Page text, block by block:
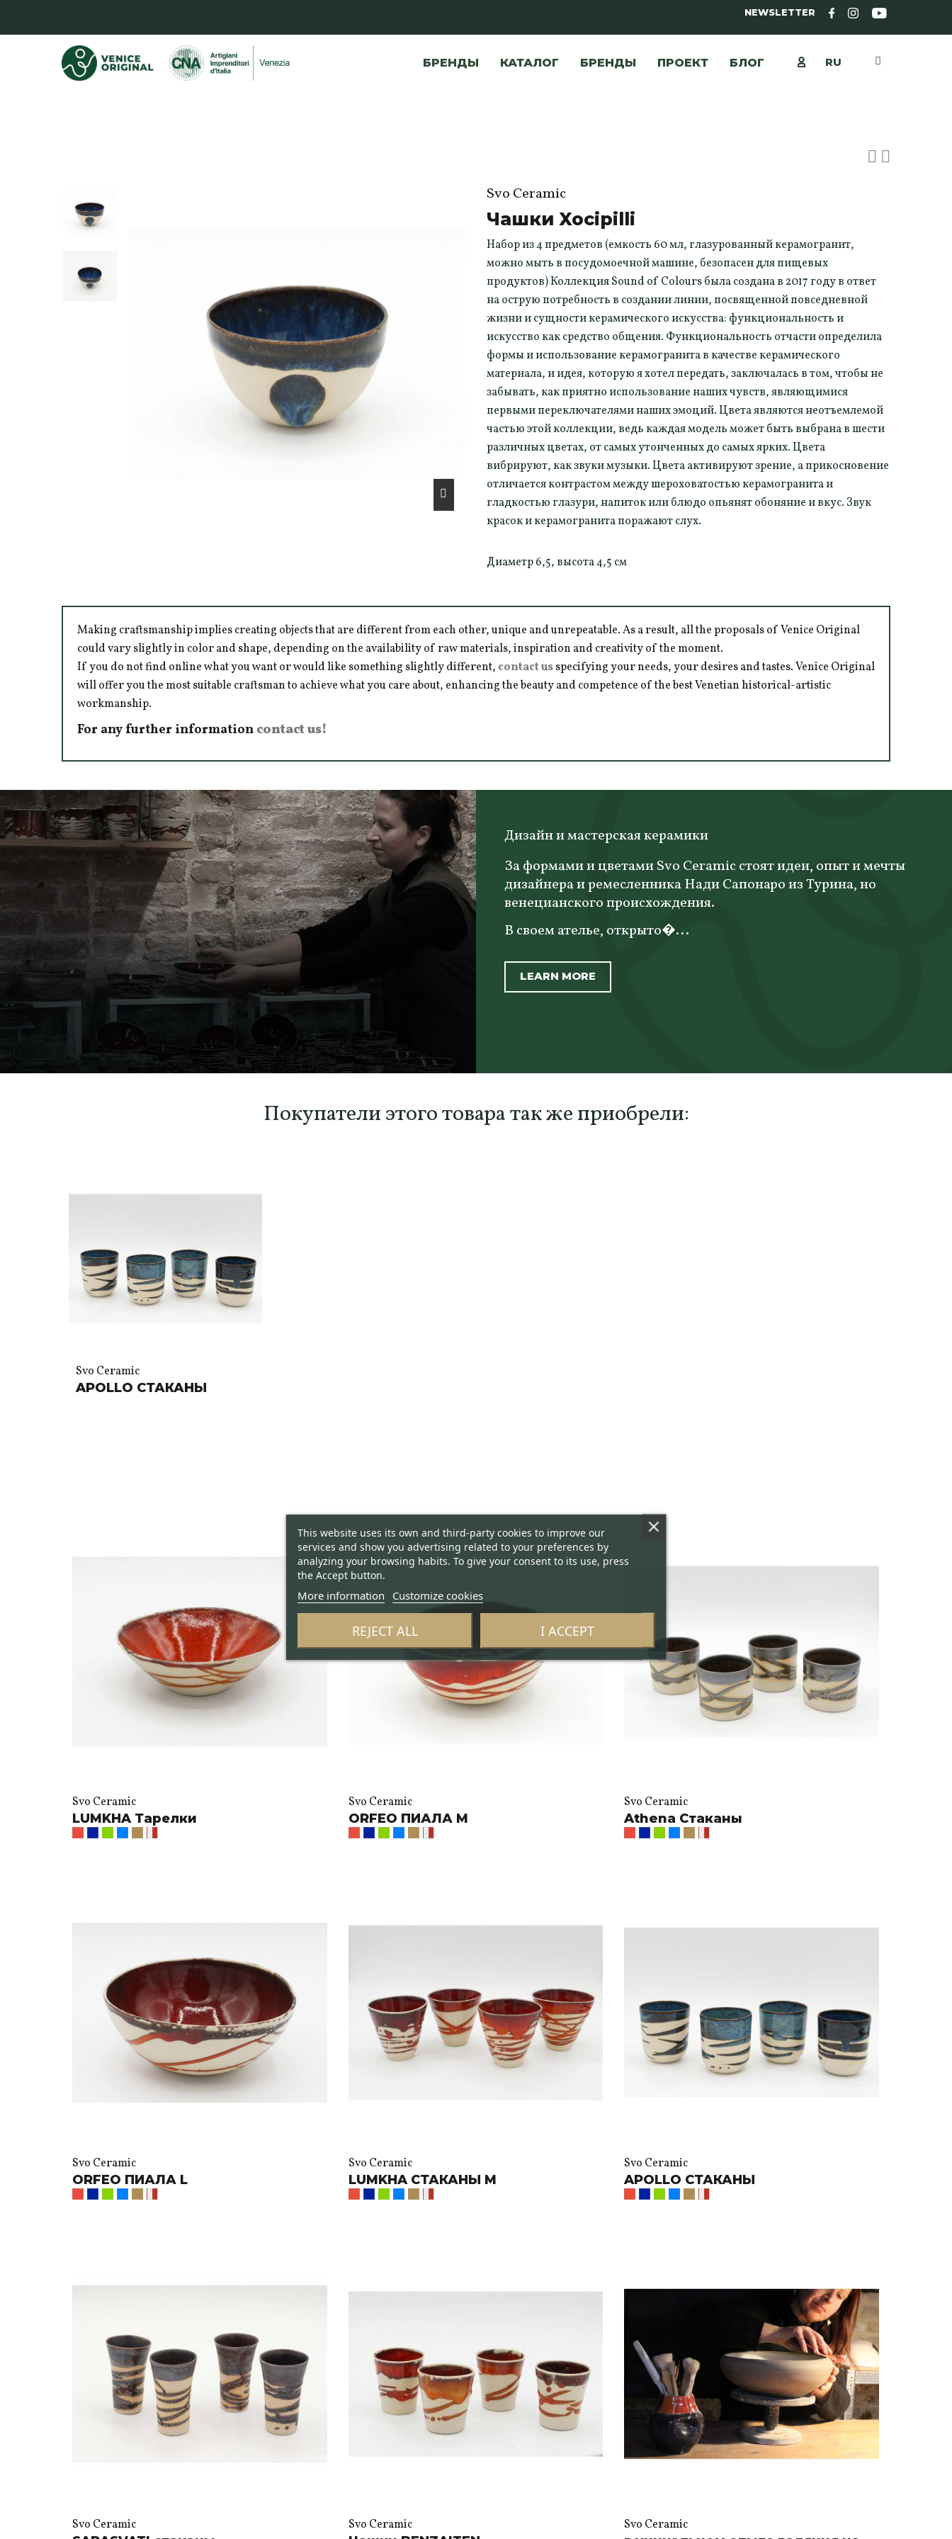
NEWSLETTER
БРЕНДЫ КАТАЛОГ БРЕНДЫ ПРОЕКТ БЛОГ RU
Svo Ceramic
Чашки Xocipilli
Набор из 4 предметов (емкость 60 мл, глазурованный керамогранит,
можно мыть в посудомоечной машине, безопасен для пищевых
продуктов) Коллекция Sound of Colours была создана в 2017 году в ответ
на острую потребность в создании линии, посвященной повседневной
жизни и сущности керамического искусства: функциональность и
искусство как средство общения. Функциональность отчасти определила
формы и использование керамогранита в качестве керамического
материала, и идея, которую я хотел передать, заключалась в том, чтобы не
забывать, как приятно использование наших чувств, являющимися
первыми переключателями наших эмоций. Цвета являются неотъемлемой
частью этой коллекции, ведь каждая модель может быть выбрана в шести
различных цветах, от самых утонченных до самых ярких. Цвета
вибрируют, как звуки музыки. Цвета активируют зрение, а прикосновение
отличается контрастом между шероховатостью керамогранита и
гладкостью глазури, напиток или блюдо опьянят обоняние и вкус. Звук
красок и керамогранита поражают слух.
Диаметр 6,5, высота 4,5 см
Making craftsmanship implies creating objects that are different from each other, unique and unrepeatable. As a result, all the proposals of Venice Original
could vary slightly in color and shape, depending on the availability of raw materials, inspiration and creativity of the moment.
If you do not find online what you want or would like something slightly different, contact usspecifying your needs, your desires and tastes. Venice Original
will offer you the most suitable craftsman to achieve what you care about, enhancing the beauty and competence of the best Venetian historical-artistic
workmanship.
For any further information contact us!
Дизайн и мастерская керамики
За формами и цветами Svo Ceramic стоят идеи, опыт и мечты
дизайнера и ремесленника Нади Сапонаро из Турина, но
венецианского происхождения.
В своем ателье, открыто�...
LEARN MORE
Покупатели этого товара так же приобрели:
Svo Ceramic
APOLLO СТАКАНЫ
Svo Ceramic
LUMKHA Тарелки
Svo Ceramic
ORFEO ПИАЛА M
Svo Ceramic
Athena Стаканы
Svo Ceramic
ORFEO ПИАЛА L
Svo Ceramic
LUMKHA СТАКАНЫ M
Svo Ceramic
APOLLO СТАКАНЫ
Svo Ceramic
Svo Ceramic
Svo Ceramic
This website uses its own and third-party cookies to improve our
services and show you advertising related to your preferences by
analyzing your browsing habits. To give your consent to its use, press
the Accept button.
More information Customize cookies
REJECT ALL I ACCEPT